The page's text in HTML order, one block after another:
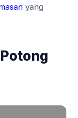
yang